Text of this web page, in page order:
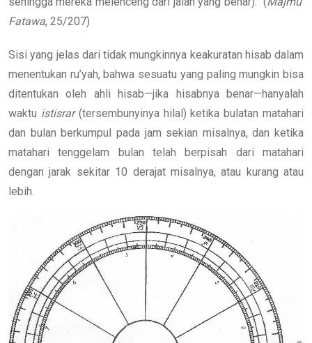
Fatawa, 25/207)
Sisi yang jelas dari tidak mungkinnya keakuratan hisab dalam
menentukan ru’yah, bahwa sesuatu yang paling mungkin bisa
ditentukan oleh ahli hisab—jika hisabnya benar—hanyalah
waktu istisrar(tersembunyinya hilal) ketika bulatan matahari
dan bulan berkumpul pada jam sekian misalnya, dan ketika
matahari tenggelam bulan telah berpisah dari matahari
dengan jarak sekitar 10 derajat misalnya, atau kurang atau
lebih.